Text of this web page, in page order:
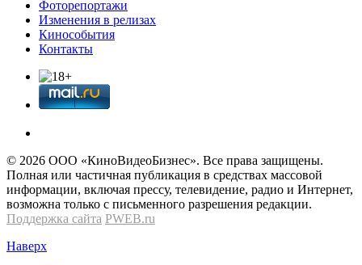
Фоторепортажи
Изменения в релизах
Кинособытия
Контакты
© 2026 OOО «КиноВидеоБизнес». Все права защищены.
Полная или частичная публикация в средствах массовой
информации, включая прессу, телевидение, радио и Интернет,
возможна только с письменного разрешения редакции.
Поддержка сайта PWEB.ru
Наверх